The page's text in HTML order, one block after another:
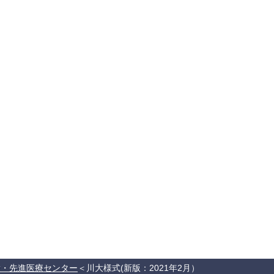
先進医療センター 川大様式(新版：2021年2月）